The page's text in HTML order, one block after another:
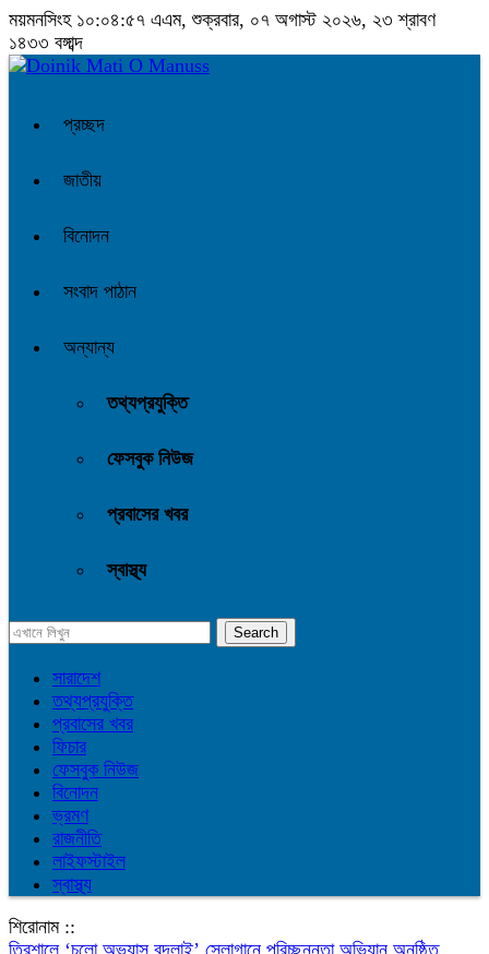
ময়মনসিংহ ১০:০৪:৫৭ এএম, শুক্রবার, ০৭ অগাস্ট ২০২৬, ২৩ শ্রাবণ
১৪৩৩ বঙ্গাব্দ
প্রচ্ছদ
জাতীয়
বিনোদন
সংবাদ পাঠান
অন্যান্য
তথ্যপ্রযুক্তি
ফেসবুক নিউজ
প্রবাসের খবর
স্বাস্থ্য
সারাদেশ
তথ্যপ্রযুক্তি
প্রবাসের খবর
ফিচার
ফেসবুক নিউজ
বিনোদন
ভ্রমণ
রাজনীতি
লাইফস্টাইল
স্বাস্থ্য
শিরোনাম ::
‎ত্রিশালে ‘চলো অভ্যাস বদলাই’ স্লোগানে পরিচ্ছন্নতা অভিযান অনুষ্ঠিত